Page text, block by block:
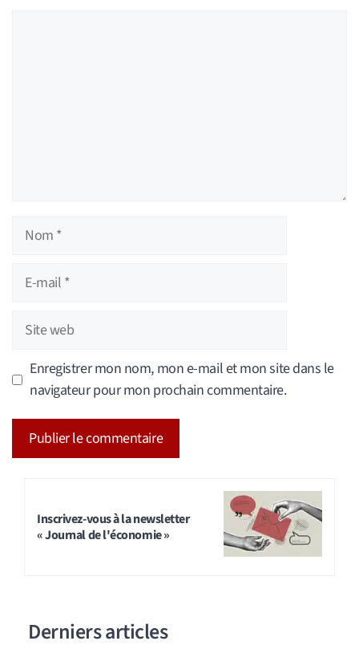
Nom
Site
web
Enregistrer mon nom, mon e-mail et mon site dans le
navigateur pour mon prochain commentaire.
Inscrivez-vous à la newsletter
« Journal de l'économie »
Derniers articles